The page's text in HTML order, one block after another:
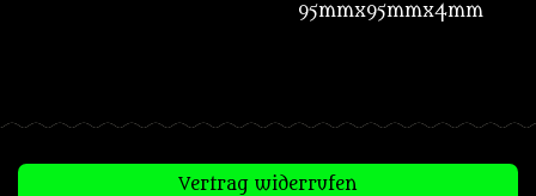
95mmx95mmx4mm
Vertrag widerrufen